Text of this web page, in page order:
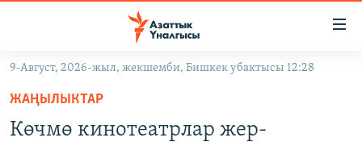
Навигацияга
өтүңүз
Издөөгө
салыңыз
9-Август, 2026-жыл, жекшемби, Бишкек убактысы 12:28
ЖАҢЫЛЫКТАР
Көчмө кинотеатрлар жер-